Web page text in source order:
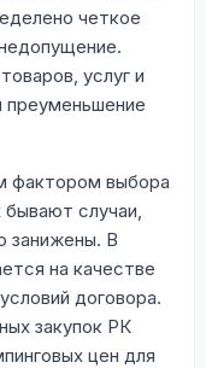
четкое
услуг и
преуменьшение
фактором выбора
бывают случаи,
занижены. В
на качестве
договора.
закупок РК
цен для